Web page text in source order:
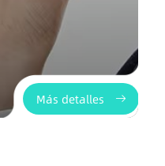
Más detalles